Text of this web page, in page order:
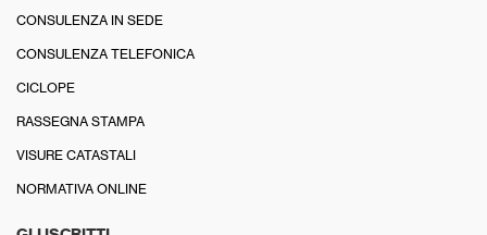
CONSULENZA IN SEDE
CONSULENZA TELEFONICA
CICLOPE
RASSEGNA STAMPA
VISURE CATASTALI
NORMATIVA ONLINE